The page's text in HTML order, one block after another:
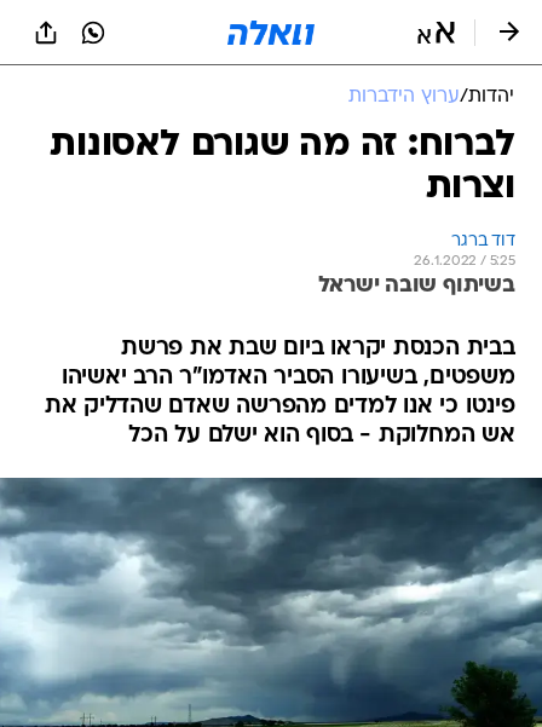
יהדות/ערוץ הידברות
לברוח: זה מה שגורם לאסונות
וצרות
דוד ברגר
26.1.2022 / 5:25
בשיתוף שובה ישראל
בבית הכנסת יקראו ביום שבת את פרשת
משפטים, בשיעורו הסביר האדמו"ר הרב יאשיהו
פינטו כי אנו למדים מהפרשה שאדם שהדליק את
אש המחלוקת - בסוף הוא ישלם על הכל